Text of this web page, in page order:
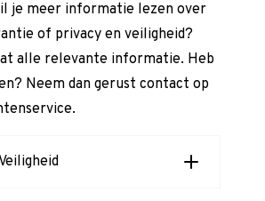
je meer informatie lezen over
of privacy en veiligheid?
alle relevante informatie. Heb
Neem dan gerust contact op